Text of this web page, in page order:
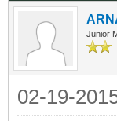
Junior
02-19-